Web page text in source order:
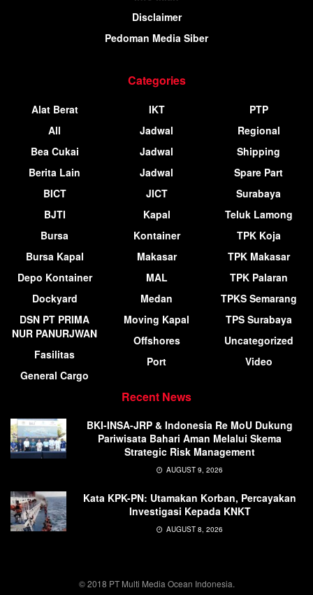
Disclaimer
Pedoman Media Siber
Categories
Alat Berat
All
Bea Cukai
Berita Lain
BICT
BJTI
Bursa
Bursa Kapal
Depo Kontainer
Dockyard
DSN PT PRIMA
NUR PANURJWAN
Fasilitas
General Cargo
IKT
Jadwal
Jadwal
Jadwal
JICT
Kapal
Kontainer
Makasar
MAL
Medan
Moving Kapal
Offshores
Port
PTP
Regional
Shipping
Spare Part
Surabaya
Teluk Lamong
TPK Koja
TPK Makasar
TPK Palaran
TPKS Semarang
TPS Surabaya
Uncategorized
Video
Recent News
BKI-INSA-JRP & Indonesia Re MoU Dukung
Pariwisata Bahari Aman Melalui Skema
Strategic Risk Management
AUGUST 9, 2026
Kata KPK-PN: Utamakan Korban, Percayakan
Investigasi Kepada KNKT
AUGUST 8, 2026
© 2018 PT Multi Media Ocean Indonesia.